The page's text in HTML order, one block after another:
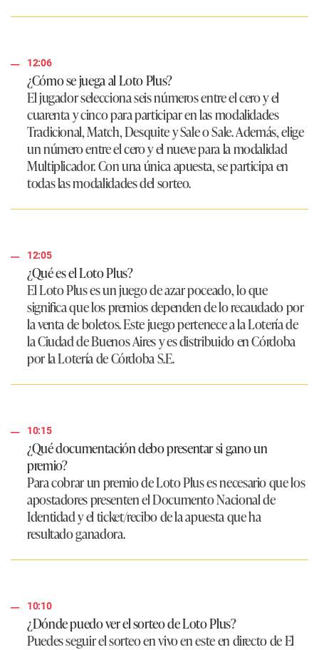
12:06
¿Cómo se juega al Loto Plus?
El jugador selecciona seis números entre el cero y el
cuarenta y cinco para participar en las modalidades
Tradicional, Match, Desquite y Sale o Sale. Además, elige
un número entre el cero y el nueve para la modalidad
Multiplicador. Con una única apuesta, se participa en
todas las modalidades del sorteo.
12:05
¿Qué es el Loto Plus?
El Loto Plus es un juego de azar poceado, lo que
significa que los premios dependen de lo recaudado por
la venta de boletos. Este juego pertenece a la Lotería de
la Ciudad de Buenos Aires y es distribuido en Córdoba
por la Lotería de Córdoba S.E.
10:15
¿Qué documentación debo presentar si gano un
premio?
Para cobrar un premio de Loto Plus es necesario que los
apostadores presenten el Documento Nacional de
Identidad y el ticket/recibo de la apuesta que ha
resultado ganadora.
10:10
¿Dónde puedo ver el sorteo de Loto Plus?
Puedes seguir el sorteo en vivo en este en directo deEl